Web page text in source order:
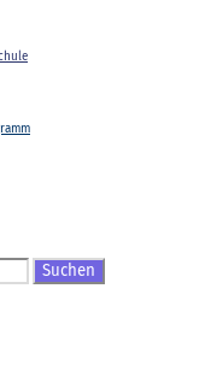
Bettine-